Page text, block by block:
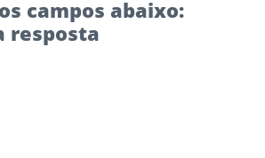
campos abaixo:
resposta